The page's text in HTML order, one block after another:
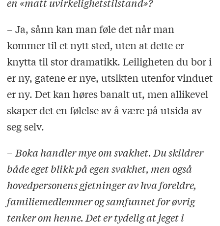
en «matt uvirkelighetstilstand»?
– Ja, sånn kan man føle det når man
kommer til et nytt sted, uten at dette er
knytta til stor dramatikk. Leiligheten du bor i
er ny, gatene er nye, utsikten utenfor vinduet
er ny. Det kan høres banalt ut, men allikevel
skaper det en følelse av å være på utsida av
seg selv.
– Boka handler mye om svakhet. Du skildrer
både eget blikk på egen svakhet, men også
hovedpersonens gjetninger av hva foreldre,
familiemedlemmer og samfunnet for øvrig
tenker om henne. Det er tydelig at jeget i